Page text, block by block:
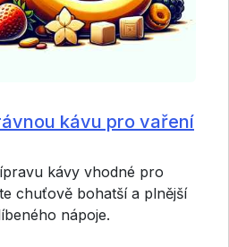
kávu pro vaření
kávy vhodné pro
chuťově bohatší a plnější
nápoje.